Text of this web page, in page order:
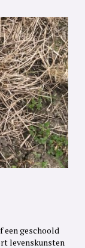
een geschoold
levenskunsten